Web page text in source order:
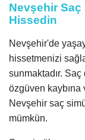
Nevşehir
Hissedin
Nevşehir'de
hissetmenizi
sunmaktadır.
özgüven kaybına
Nevşehir saç
mümkün.